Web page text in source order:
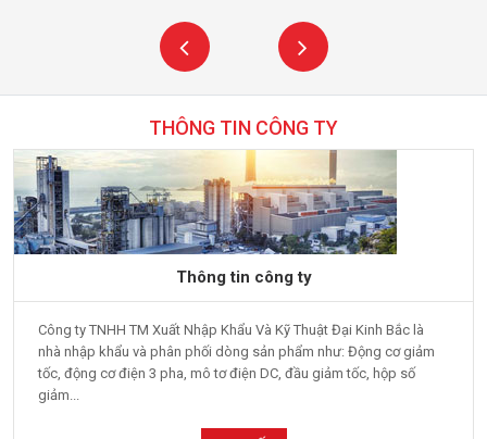
THÔNG TIN CÔNG TY
Thông tin công ty
Công ty TNHH TM Xuất Nhập Khẩu Và Kỹ Thuật Đại Kinh Bắc là
nhà nhập khẩu và phân phối dòng sản phẩm như: Động cơ giảm
tốc, động cơ điện 3 pha, mô tơ điện DC, đầu giảm tốc, hộp số
giảm...